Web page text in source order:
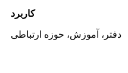
کاربرد
دفتر، آموزش، حوزه ارتباطی